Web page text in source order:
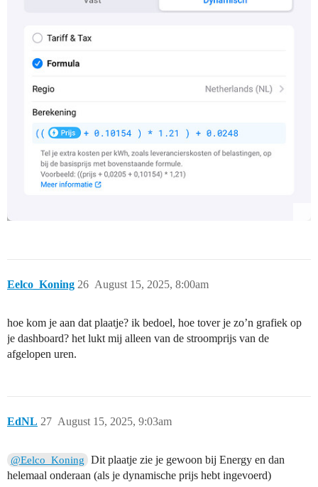
Eelco_Koning August 15, 2025, 8:00am
26
hoe kom je aan dat plaatje? ik bedoel, hoe tover je zo’n grafiek op
je dashboard? het lukt mij alleen van de stroomprijs van de
afgelopen uren.
EdNL August 15, 2025, 9:03am
27
@Eelco_Koning
Dit plaatje zie je gewoon bij Energy en dan
helemaal onderaan (als je dynamische prijs hebt ingevoerd)